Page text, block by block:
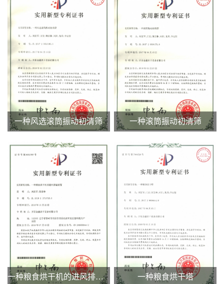
一种风选滚筒振动初清筛 一种滚筒振动初清筛
一种粮食烘干机的进风排湿装置 一种粮食烘干塔